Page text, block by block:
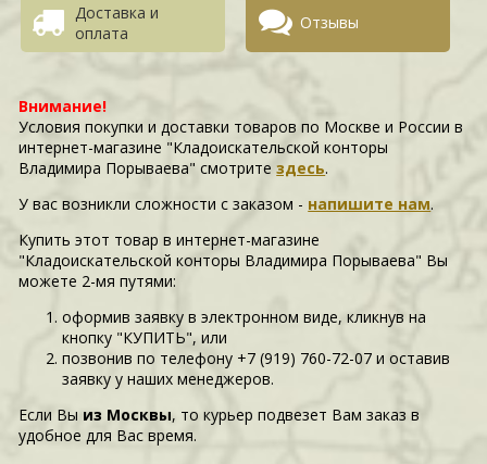
Доставка и
оплата
Отзывы
Внимание!
Условия покупки и доставки товаров по Москве и России в
интернет-магазине "Кладоискательской конторы
Владимира Порываева" смотритездесь.
У вас возникли сложности c заказом - напишите нам.
Купить этот товар в интернет-магазине
"Кладоискательской конторы Владимира Порываева" Вы
можете 2-мя путями:
оформив заявку в электронном виде, кликнув на
кнопку "КУПИТЬ", или
позвонив по телефону +7 (919) 760-72-07 и оставив
заявку у наших менеджеров.
Если Вы из Москвы, то курьер подвезет Вам заказ в
удобное для Вас время.